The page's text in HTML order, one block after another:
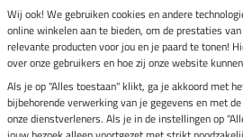
Verzending per
Veilig betalen met
Wij ook! We gebruiken cookies en andere
online winkelen aan te bieden, om de prestaties
relevante producten voor jou en je paard te tonen!
over onze gebruikers en hoe zij onze website
Als je op "Alles toestaan" klikt, ga je akkoord met
bijbehorende verwerking van je gegevens en met
onze dienstverleners. Als je in de instellingen op